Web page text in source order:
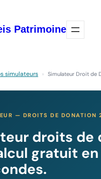
Patrimoine
simulateurs » Simulateur Droit de
— DROITS DE DONATION
droits de
gratuit en